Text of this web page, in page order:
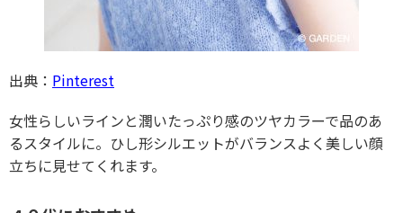
出典： Pinterest
女性らしいラインと潤いたっぷり感のツヤカラーで品のあ
るスタイルに。ひし形シルエットがバランスよく美しい顔
立ちに見せてくれます。